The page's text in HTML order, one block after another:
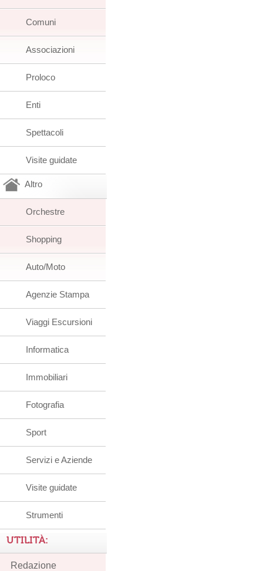
Comuni
Associazioni
Proloco
Enti
Spettacoli
Visite guidate
Altro
Orchestre
Shopping
Auto/Moto
Agenzie Stampa
Viaggi Escursioni
Informatica
Immobiliari
Fotografia
Sport
Servizi e Aziende
Visite guidate
Strumenti
UTILITÀ:
Redazione